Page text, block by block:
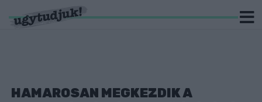
HAMAROSAN MEGKEZDIK A